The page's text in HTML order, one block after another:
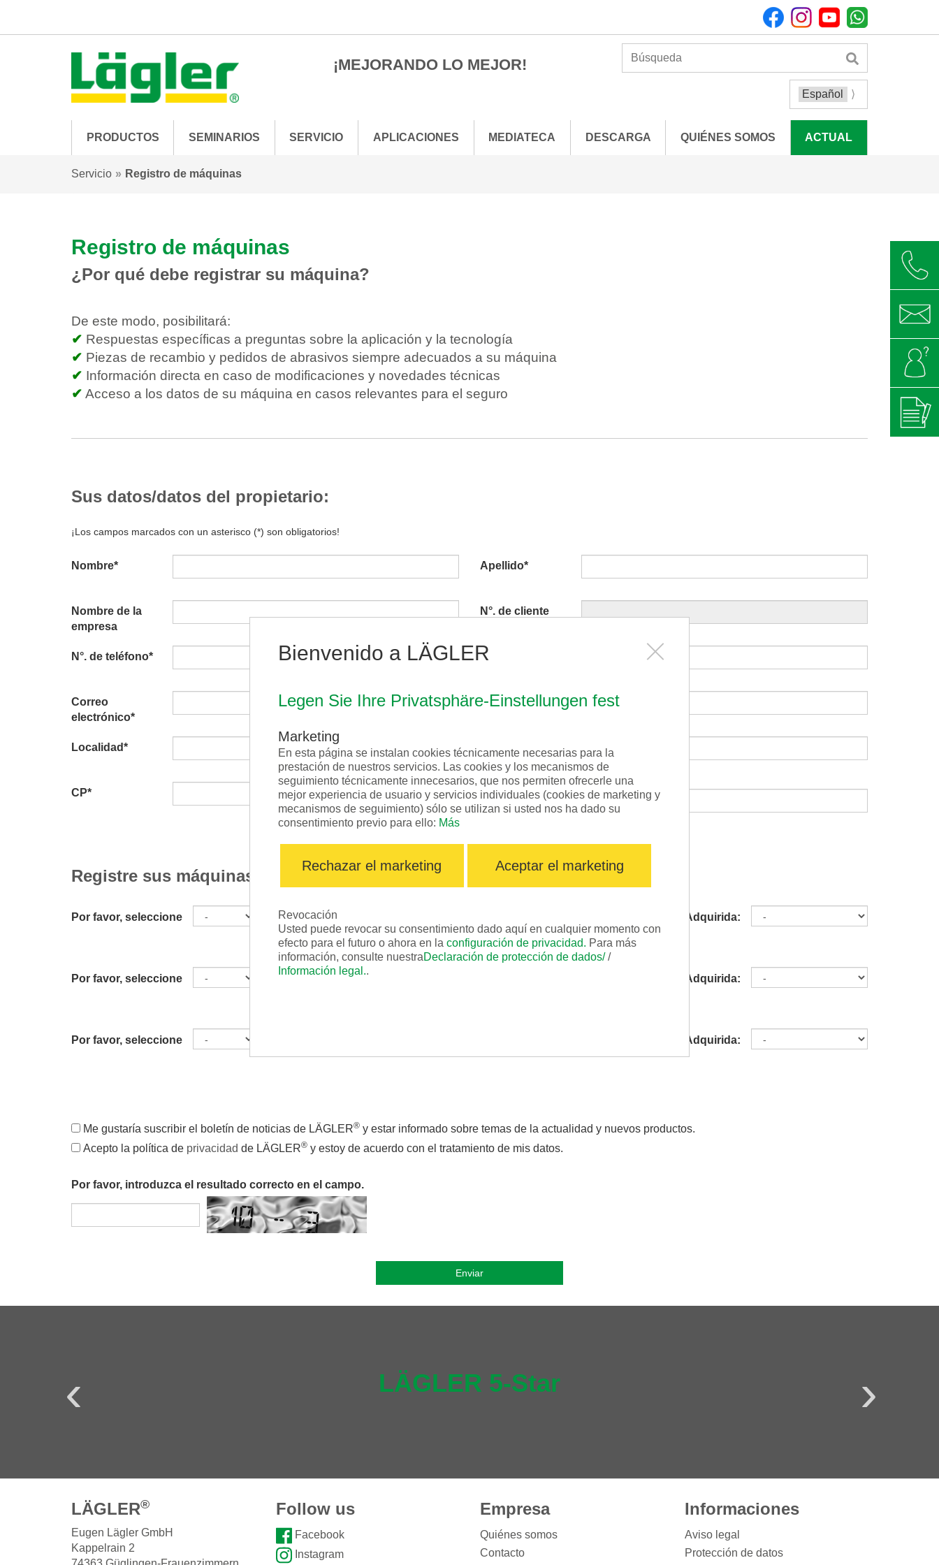
¡MEJORANDO LO MEJOR!
PRODUCTOS SEMINARIOS SERVICIO APLICACIONES MEDIATECA DESCARGA QUIÉNES SOMOS ACTUAL
Servicio Registro de máquinas
Registro de máquinas
¿Por qué debe registrar su máquina?
De este modo, posibilitará:
✔ Respuestas específicas a preguntas sobre la aplicación y la tecnología
✔ Piezas de recambio y pedidos de abrasivos siempre adecuados a su máquina
✔ Información directa en caso de modificaciones y novedades técnicas
✔ Acceso a los datos de su máquina en casos relevantes para el seguro
Sus datos/datos del propietario:
¡Los campos marcados con un asterisco (*) son obligatorios!
Nombre* Apellido*
Nombre de la
empresa
N°. de cliente
N°. de teléfono*
N°. de teléfono
Correo
electrónico*
Página web
Localidad*
CP*
País*
Registre sus máquinas:
Por favor, seleccione
Año de
fabricación:
Adquirida:
Por favor, seleccione
Año de
Adquirida:
Por favor, seleccione Adquirida:
Me gustaría suscribir el boletín de noticias de LÄGLER® y estar informado sobre temas de la actualidad y nuevos productos.
Acepto la política de privacidad de LÄGLER® y estoy de acuerdo con el tratamiento de mis datos.
Por favor, introduzca el resultado correcto en el campo.
5-Star TRIO
LÄGLER®
Eugen Lägler GmbH
Kappelrain 2
Follow us
Facebook
Instagram
Empresa
Quiénes somos
Contacto
Informaciones
Aviso legal
Protección de datos
Bienvenido a LÄGLER
Legen Sie Ihre Privatsphäre-Einstellungen fest
Marketing
En esta página se instalan cookies técnicamente necesarias para la
prestación de nuestros servicios. Las cookies y los mecanismos de
seguimiento técnicamente innecesarios, que nos permiten ofrecerle una
mejor experiencia de usuario y servicios individuales (cookies de marketing y
mecanismos de seguimiento) sólo se utilizan si usted nos ha dado su
consentimiento previo para ello: Más
Rechazar el marketing Aceptar el marketing
Revocación
Usted puede revocar su consentimiento dado aquí en cualquier momento con
efecto para el futuro o ahora en la configuración de privacidad. Para más
información, consulte nuestraDeclaración de protección de dados//
Información legal..
Bienvenido a LÄGLER
Tenga en cuenta que esto puede afectar a
Puede utilizar la casilla de verificación para
mecanismos de seguimiento) sólo se
consentimiento previo para ello:
de protección de datos y Avisos de cookies.